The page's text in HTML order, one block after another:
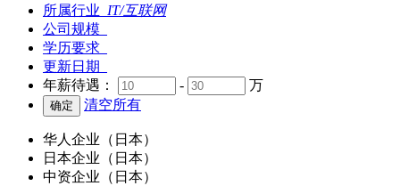
所属行业 IT/互联网
公司规模
学历要求
更新日期
年薪待遇：
-
万
清空所有
华人企业（日本）
日本企业（日本）
中资企业（日本）